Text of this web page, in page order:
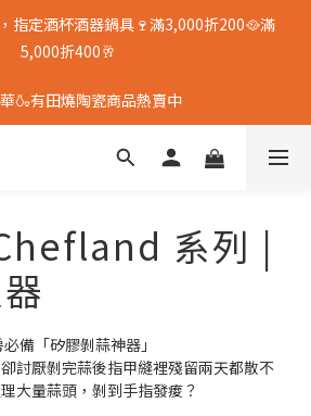
指定酒杯酒器鍋具🍷滿3,000折200🥘滿
5,000折400🥂
🍶有田燒陶瓷商品熱賣中
系列 |
備「矽膠剝蒜神器」
討厭剝完蒜後指甲縫裡殘留兩天都散不
大量蒜頭，剝到手指發痠？